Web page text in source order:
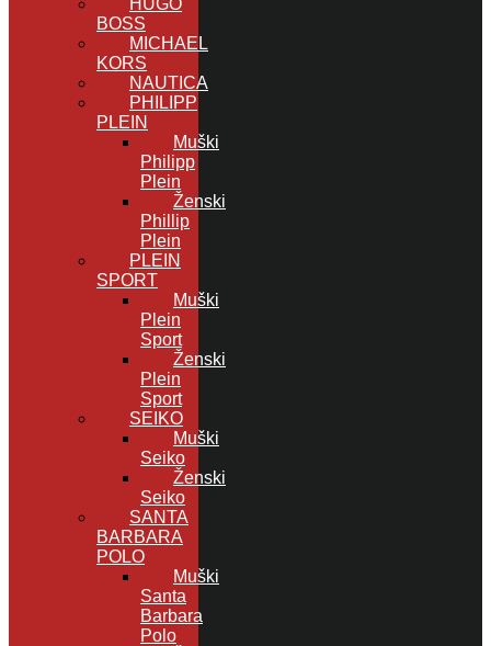
BOSS
MICHAEL
KORS
NAUTICA
PHILIPP
PLEIN
Muški
Philipp
Plein
Ženski
Phillip
Plein
PLEIN
SPORT
Muški
Plein
Sport
Ženski
Plein
Sport
SEIKO
Muški
Seiko
Ženski
Seiko
SANTA
BARBARA
POLO
Muški
Santa
Barbara
Polo